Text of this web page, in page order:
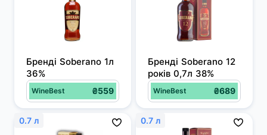
Бренді Soberano 1л
36%
WineBest ₴559
Бренді Soberano 12
років 0,7л 38%
WineBest ₴689
0.7 л 0.7 л